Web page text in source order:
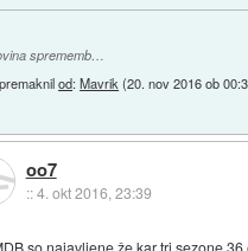
sprememb…
premaknilod:Mavrik (20. nov 2016 ob
oo7
::4. okt 2016, 23:39
so najavljene že kar tri sezone 36